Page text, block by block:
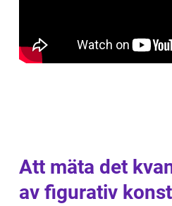
Att mäta det
av figurativ konst